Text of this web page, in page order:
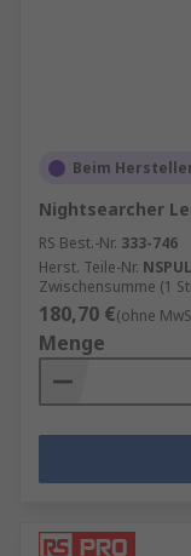
Beim
Nightsearcher
RS Best.-Nr. 333-746
Herst. Teile-Nr.
Zwischensumme (1
180,70 €(ohne
Menge